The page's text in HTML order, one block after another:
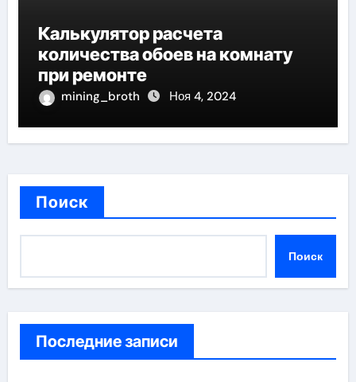
Калькулятор расчета
количества обоев на комнату
при ремонте
mining_broth Ноя 4, 2024
Поиск
Поиск
Последние записи